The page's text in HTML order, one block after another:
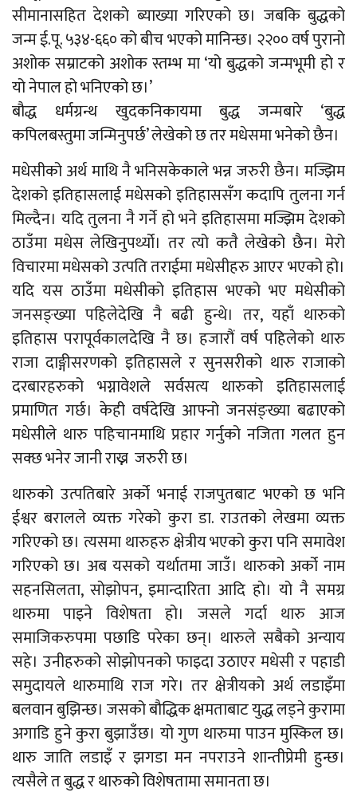
सीमानासहित देशको ब्याख्या गरिएको छ। जबकि बुद्धको
जन्म ई.पू. ५३४-६६० को बीच भएको मानिन्छ। २२०० वर्ष पुरानो
अशोक सम्राटको अशोक स्तम्भ मा ‘यो बुद्धको जन्मभूमी हो र
यो नेपाल हो भनिएको छ।’
बौद्ध धर्मग्रन्थ खुदकनिकायमा बुद्ध जन्मबारे ‘बुद्ध
कपिलबस्तुमा जन्मिनुपर्छ’ लेखेको छ तर मधेसमा भनेको छैन।
मधेसीको अर्थ माथि नै भनिसकेकाले भन्न जरुरी छैन। मज्झिम
देशको इतिहासलाई मधेसको इतिहाससँग कदापि तुलना गर्न
मिल्दैन। यदि तुलना नै गर्ने हो भने इतिहासमा मज्झिम देशको
ठाउँमा मधेस लेखिनुपर्थ्यो। तर त्यो कतै लेखेको छैन। मेरो
विचारमा मधेसको उत्पति तराईमा मधेसीहरु आएर भएको हो।
यदि यस ठाउँमा मधेसीको इतिहास भएको भए मधेसीको
जनसङ्ख्या पहिलेदेखि नै बढी हुन्थे। तर, यहाँ थारुको
इतिहास परापूर्वकालदेखि नै छ। हजारौं वर्ष पहिलेको थारु
राजा दाङ्गीसरणको इतिहासले र सुनसरीको थारु राजाको
दरबारहरुको भग्नावेशले सर्वसत्य थारुको इतिहासलाई
प्रमाणित गर्छ। केही वर्षदेखि आफ्नो जनसंङ्ख्या बढाएको
मधेसीले थारु पहिचानमाथि प्रहार गर्नुको नजिता गलत हुन
सक्छ भनेर जानी राख्न जरुरी छ।
थारुको उत्पतिबारे अर्को भनाई राजपुतबाट भएको छ भनि
ईश्वर बरालले व्यक्त गरेको कुरा डा. राउतको लेखमा व्यक्त
गरिएको छ। त्यसमा थारुहरु क्षेत्रीय भएको कुरा पनि समावेश
गरिएको छ। अब यसको यर्थातमा जाउँ। थारुको अर्को नाम
सहनसिलता, सोझोपन, इमान्दारिता आदि हो। यो नै समग्र
थारुमा पाइने विशेषता हो। जसले गर्दा थारु आज
समाजिकरुपमा पछाडि परेका छन्। थारुले सबैको अन्याय
सहे। उनीहरुको सोझोपनको फाइदा उठाएर मधेसी र पहाडी
समुदायले थारुमाथि राज गरे। तर क्षेत्रीयको अर्थ लडाइँमा
बलवान बुझिन्छ। जसको बौद्धिक क्षमताबाट युद्ध लड्ने कुरामा
अगाडि हुने कुरा बुझाउँछ। यो गुण थारुमा पाउन मुस्किल छ।
थारु जाति लडाइँ र झगडा मन नपराउने शान्तीप्रेमी हुन्छ।
त्यसैले त बुद्ध र थारुको विशेषतामा समानता छ।